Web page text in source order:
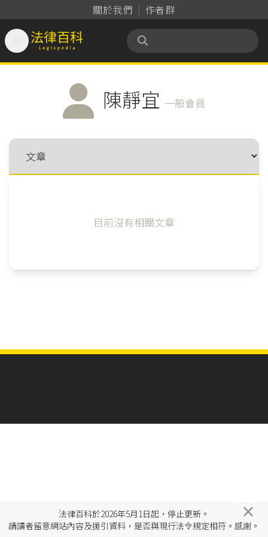
關於我們 作者群
法律百科 Legispedia
陳靜宜 一般會員
目前沒有相關文章
法律百科於2026年5月1日起，停止更新。
請讀者留意網站內容及援引資料，是否與現行法令規定相符。感謝。
×